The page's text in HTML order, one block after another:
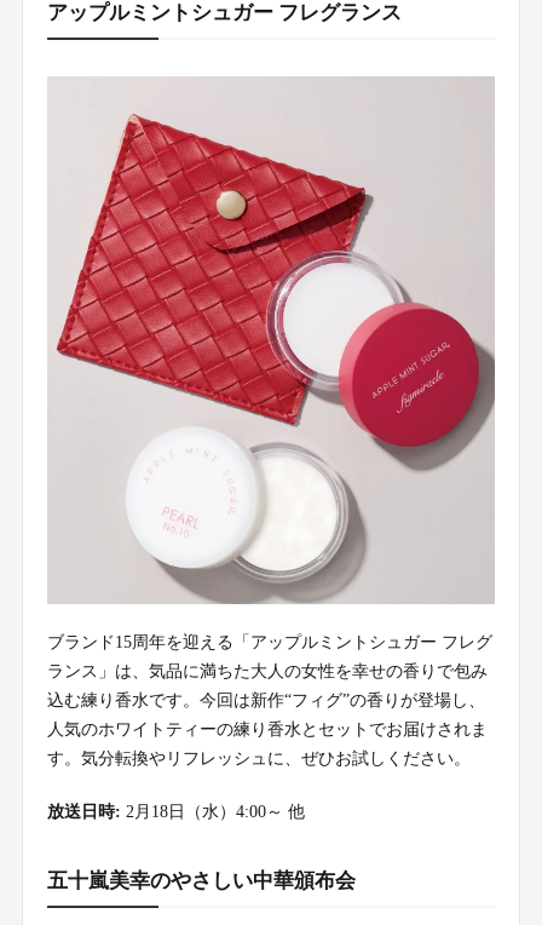
アップルミントシュガー フレグランス
ブランド15周年を迎える「アップルミントシュガー フレグ
ランス」は、気品に満ちた大人の女性を幸せの香りで包み
込む練り香水です。今回は新作“フィグ”の香りが登場し、
人気のホワイトティーの練り香水とセットでお届けされま
す。気分転換やリフレッシュに、ぜひお試しください。
放送日時: 2月18日（水）4:00～ 他
五十嵐美幸のやさしい中華頒布会